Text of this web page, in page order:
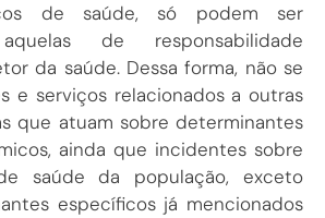
de saúde, só podem ser
de responsabilidade
da saúde. Dessa forma, não se
e serviços relacionados a outras
que atuam sobre determinantes
ainda que incidentes sobre
saúde da população, exceto
específicos já mencionados